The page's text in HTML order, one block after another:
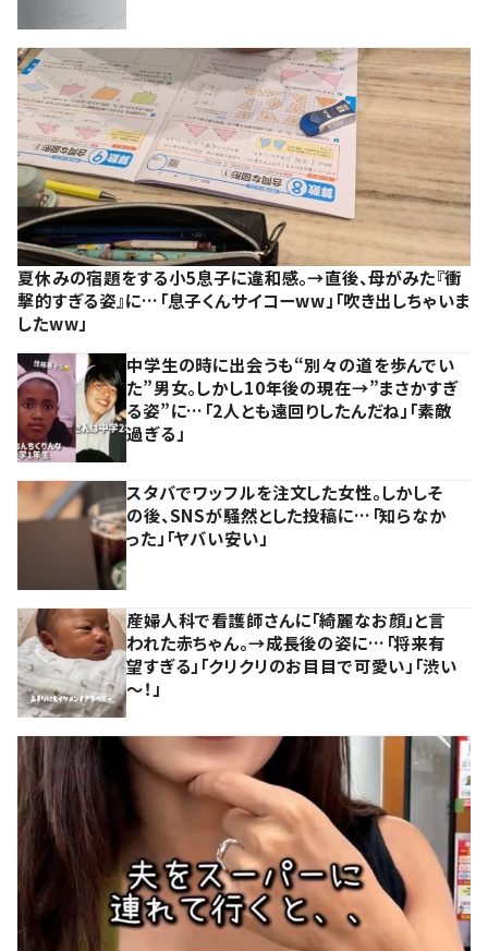
夏休みの宿題をする小5息子に違和感。→直後、母がみた『衝
撃的すぎる姿』に…「息子くんサイコーww」「吹き出しちゃいま
したww」
中学生の時に出会うも“別々の道を歩んでい
た”男女。しかし10年後の現在→”まさかすぎ
る姿”に…「2人とも遠回りしたんだね」「素敵
過ぎる」
スタバでワッフルを注文した女性。しかしそ
の後、SNSが騒然とした投稿に…「知らなか
った」「ヤバい安い」
産婦人科で看護師さんに「綺麗なお顔」と言
われた赤ちゃん。→成長後の姿に…「将来有
望すぎる」「クリクリのお目目で可愛い」「渋い
～！」